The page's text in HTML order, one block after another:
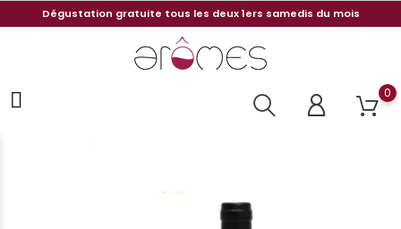
Dégustation gratuite tous les deux 1ers samedis du mois
0